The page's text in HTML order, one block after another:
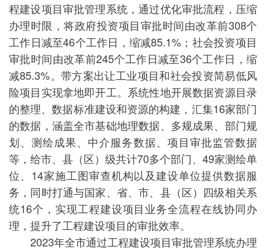
程建设项目审批管理系统，通过优化审批流程，压缩
办理时限，将政府投资项目审批时间由改革前308个
工作日减至46个工作日，缩减85.1%；社会投资项目
审批时间由改革前245个工作日减至36个工作日，缩
减85.3%。带方案出让工业项目和社会投资简易低风
险项目实现拿地即开工。系统性地开展数据资源目录
的整理、数据标准建设和资源的构建，汇集16家部门
的数据，涵盖全市基础地理数据、多规成果、部门规
划、测绘成果、中介服务数据、项目审批监管数据
等，给市、县（区）级共计70多个部门、49家测绘单
位、14家施工图审查机构以及建设单位提供数据服
务，同时打通与国家、省、市、县（区）四级相关系
统16个，实现工程建设项目业务全流程在线协同办
理，提升了工程建设项目的审批效率。
2023年全市通过工程建设项目审批管理系统办理